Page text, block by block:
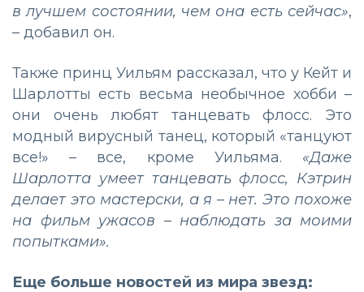
в лучшем состоянии, чем она есть сейчас»,
– добавил он.
Также принц Уильям рассказал, что у Кейт и
Шарлотты есть весьма необычное хобби –
они очень любят танцевать флосс. Это
модный вирусный танец, который «танцуют
все!» – все, кроме Уильяма. «Даже
Шарлотта умеет танцевать флосс, Кэтрин
делает это мастерски, а я – нет. Это похоже
на фильм ужасов – наблюдать за моими
попытками».
Еще больше новостей из мира звезд: